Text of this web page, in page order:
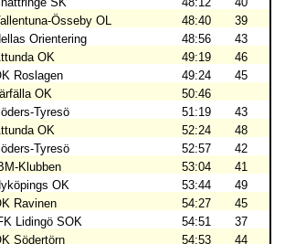
Össeby OL 48:40
39
Orientering 48:56
43
OK 49:19
46
Roslagen 49:24
45
OK
50:46
Tyresö 51:19
43
OK 52:24
48
Tyresö 52:57
42
Klubben 53:04
41
OK 53:44
49
Ravinen 54:27
45
Lidingö SOK 54:51
37
Södertörn 54:53
44